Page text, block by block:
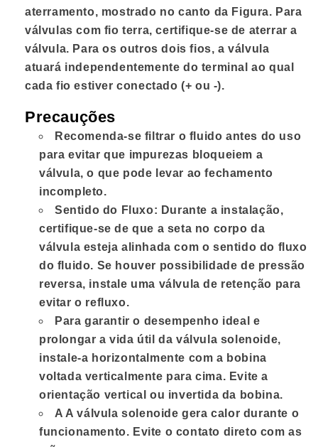
aterramento, mostrado no canto da Figura. Para
válvulas com fio terra, certifique-se de aterrar a
válvula. Para os outros dois fios, a válvula
atuará independentemente do terminal ao qual
cada fio estiver conectado (+ ou -).
Precauções
Recomenda-se filtrar o fluido antes do uso
para evitar que impurezas bloqueiem a
válvula, o que pode levar ao fechamento
incompleto.
Sentido do Fluxo: Durante a instalação,
certifique-se de que a seta no corpo da
válvula esteja alinhada com o sentido do fluxo
do fluido. Se houver possibilidade de pressão
reversa, instale uma válvula de retenção para
evitar o refluxo.
Para garantir o desempenho ideal e
prolongar a vida útil da válvula solenoide,
instale-a horizontalmente com a bobina
voltada verticalmente para cima. Evite a
orientação vertical ou invertida da bobina.
A A válvula solenoide gera calor durante o
funcionamento. Evite o contato direto com as